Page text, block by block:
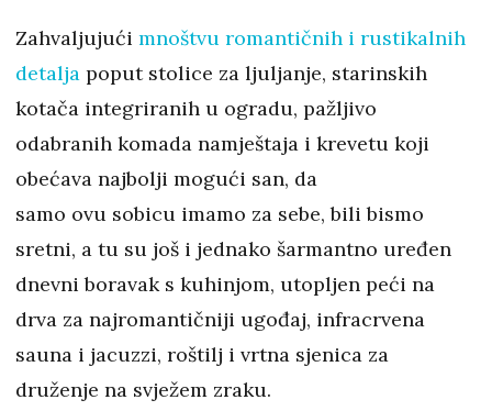
Zahvaljujući mnoštvu romantičnih i rustikalnih
detalja poput stolice za ljuljanje, starinskih
kotača integriranih u ogradu, pažljivo
odabranih komada namještaja i krevetu koji
obećava najbolji mogući san, da
samo ovu sobicu imamo za sebe, bili bismo
sretni, a tu su još i jednako šarmantno uređen
dnevni boravak s kuhinjom, utopljen peći na
drva za najromantičniji ugođaj, infracrvena
sauna i jacuzzi, roštilj i vrtna sjenica za
druženje na svježem zraku.